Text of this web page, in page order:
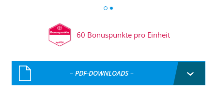
60 Bonuspunkte pro Einheit
– PDF-DOWNLOADS –